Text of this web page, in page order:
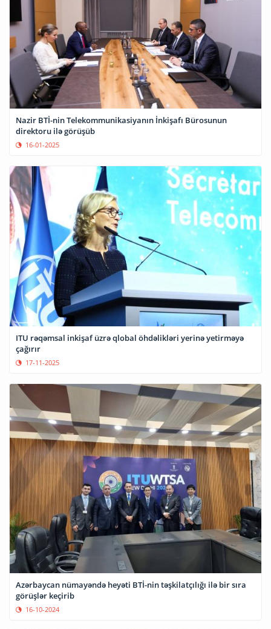
Nazir BTİ-nin Telekommunikasiyanın İnkişafı Bürosunun
direktoru ilə görüşüb
16-01-2025
ITU rəqəmsal inkişaf üzrə qlobal öhdəlikləri yerinə yetirməyə
çağırır
17-11-2025
Azərbaycan nümayəndə heyəti BTİ-nin təşkilatçılığı ilə bir sıra
görüşlər keçirib
16-10-2024